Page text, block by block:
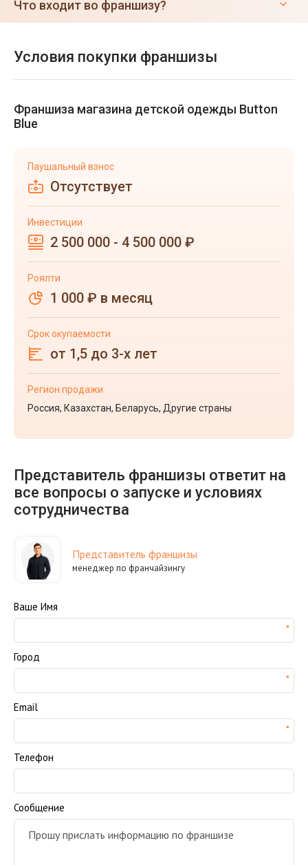
Что входит во франшизу?
Условия покупки франшизы
Франшиза магазина детской одежды Button
Blue
Паушальный взнос
Отсутствует
Инвестиции
2 500 000 - 4 500 000 ₽
Роялти
1 000 ₽ в месяц
Срок окупаемости
от 1,5 до 3-х лет
Регион продажи
Россия, Казахстан, Беларусь, Другие страны
Представитель франшизы ответит на
все вопросы о запуске и условиях
сотрудничества
Представитель франшизы
менеджер по франчайзингу
Ваше Имя
Город
Email
Телефон
Сообщение